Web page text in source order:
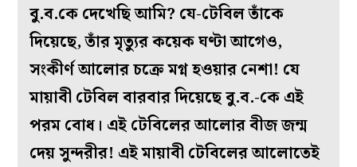
বু.ব.কে দেখেছি আমি? যে-টেবিল তাঁকে
দিয়েছে, তাঁর মৃত‌্যুর কয়েক ঘণ্টা আগেও,
সংকীর্ণ আলোর চক্রে মগ্ন হওয়ার নেশা! যে
মায়াবী টেবিল বারবার দিয়েছে বু.ব.-কে এই
পরম বোধ। এই টেবিলের আলোর বীজ জন্ম
দেয় সুন্দরীর! এই মায়াবী টেবিলের আলোতেই